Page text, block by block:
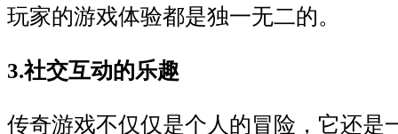
玩家的游戏体验都是独一无二的。
3.社交互动的乐趣
传奇游戏不仅仅是个人的冒险，它还是